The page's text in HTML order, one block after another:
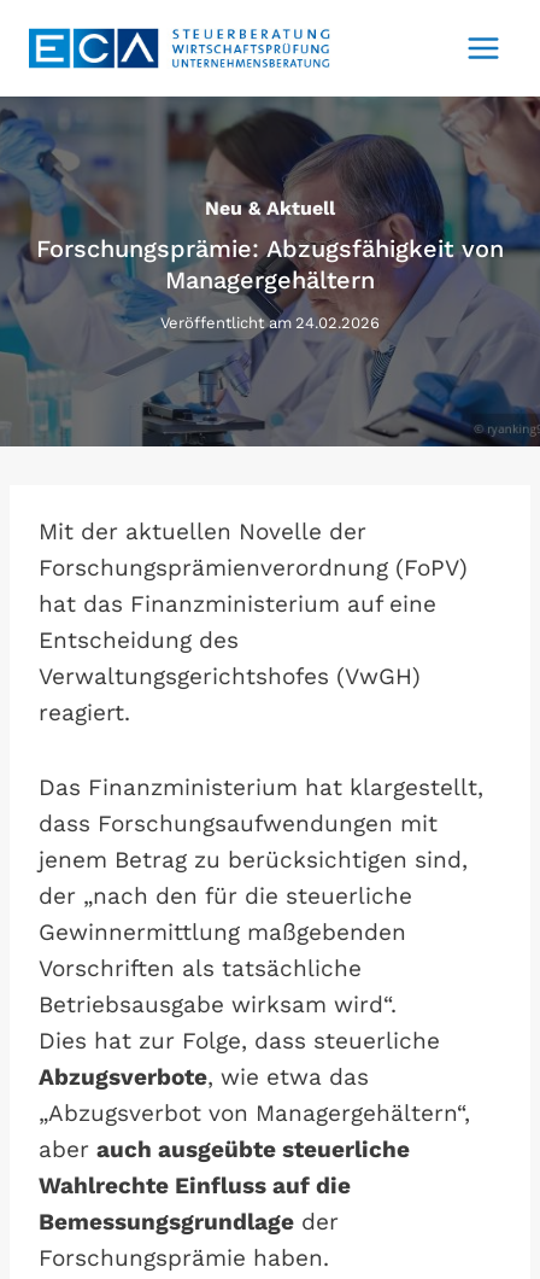
Inhalt
Neu & Aktuell
Forschungsprämie: Abzugsfähigkeit von
Managergehältern
Veröffentlicht am 24.02.2026
Mit der aktuellen Novelle der
Forschungsprämienverordnung (FoPV)
hat das Finanzministerium auf eine
Entscheidung des
Verwaltungsgerichtshofes (VwGH)
reagiert.
Das Finanzministerium hat klargestellt,
dass Forschungsaufwendungen mit
jenem Betrag zu berücksichtigen sind,
der „nach den für die steuerliche
Gewinnermittlung maßgebenden
Vorschriften als tatsächliche
Betriebsausgabe wirksam wird“.
Dies hat zur Folge, dass steuerliche
Abzugsverbote, wie etwa das
„Abzugsverbot von Managergehältern“,
aber auch ausgeübte steuerliche
Wahlrechte Einfluss auf die
Bemessungsgrundlage der
Forschungsprämie haben.